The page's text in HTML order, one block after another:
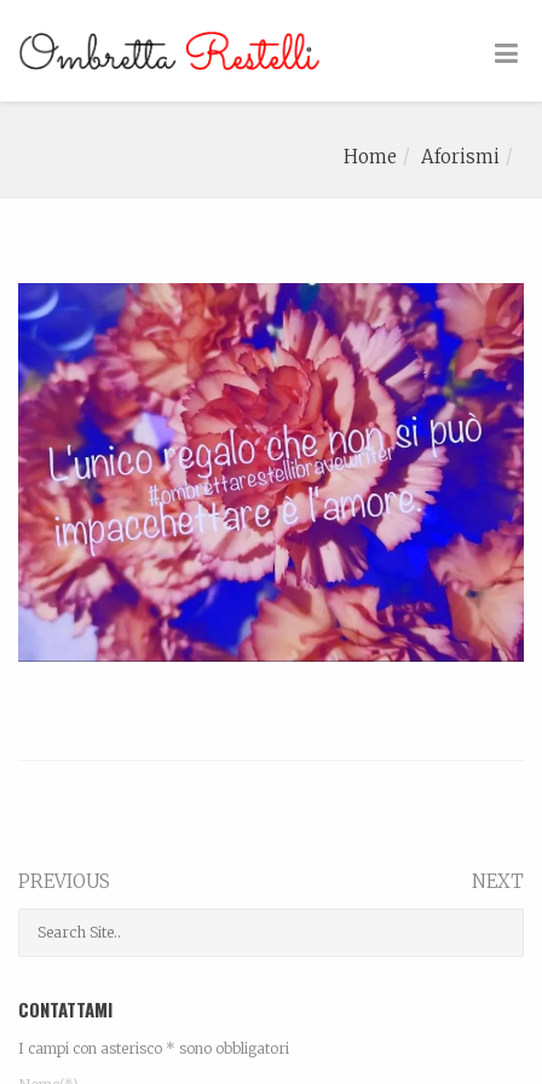
Home Aforismi
PREVIOUS NEXT
CONTATTAMI
I campi con asterisco * sono obbligatori